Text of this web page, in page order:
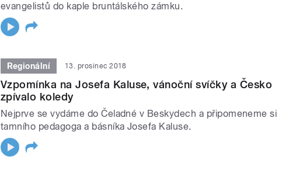
evangelistů do kaple bruntálského zámku.
Regionální 13. prosinec 2018
Vzpomínka na Josefa Kaluse, vánoční svíčky a Česko
zpívalo koledy
Nejprve se vydáme do Čeladné v Beskydech a připomeneme si
tamního pedagoga a básníka Josefa Kaluse.